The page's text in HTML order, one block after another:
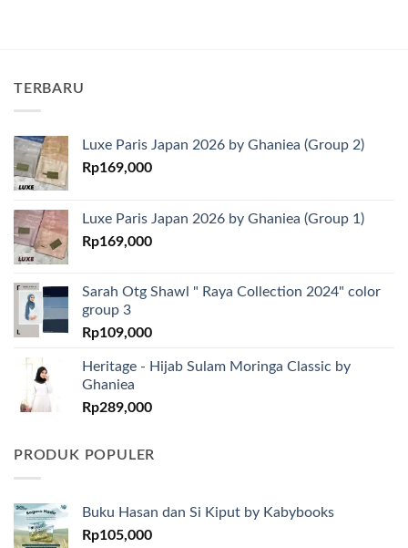
TERBARU
Luxe Paris Japan 2026 by Ghaniea (Group 2)
Rp169,000
Luxe Paris Japan 2026 by Ghaniea (Group 1)
Rp169,000
Sarah Otg Shawl " Raya Collection 2024" color
group 3
Rp109,000
Heritage - Hijab Sulam Moringa Classic by
Ghaniea
Rp289,000
PRODUK POPULER
Buku Hasan dan Si Kiput by Kabybooks
Rp105,000